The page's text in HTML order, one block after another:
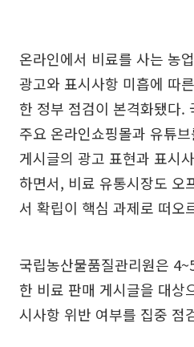
온라인에서 비료를 사는 농
광고와 표시사항 미흡에 따
한 정부 점검이 본격화됐다.
주요 온라인쇼핑몰과 유튜
게시글의 광고 표현과 표시
하면서, 비료 유통시장도 오
서 확립이 핵심 과제로 떠오
국립농산물품질관리원은
한 비료 판매 게시글을 대상
시사항 위반 여부를 집중 점